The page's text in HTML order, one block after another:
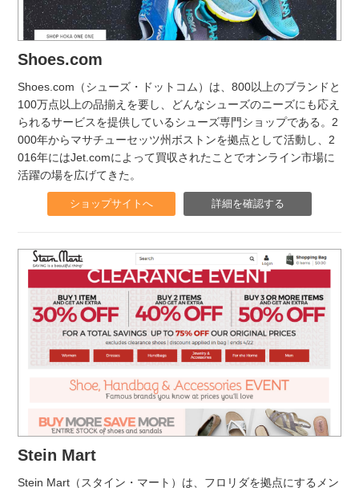
Shoes.com
Shoes.com（シューズ・ドットコム）は、800以上のブランドと
100万点以上の品揃えを要し、どんなシューズのニーズにも応え
られるサービスを提供しているシューズ専門ショップである。2
000年からマサチューセッツ州ボストンを拠点として活動し、2
016年にはJet.comによって買収されたことでオンライン市場に
活躍の場を広げてきた。
ショップサイトへ 詳細を確認する
Stein Mart
Stein Mart（スタイン・マート）は、フロリダを拠点にするメン